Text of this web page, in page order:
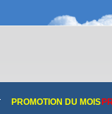
PROMOTION DU MOIS